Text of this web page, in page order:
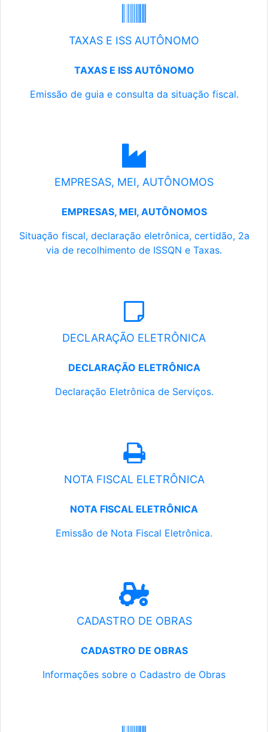
TAXAS E ISS AUTÔNOMO
TAXAS E ISS AUTÔNOMO
Emissão de guia e consulta da situação fiscal.
EMPRESAS, MEI, AUTÔNOMOS
EMPRESAS, MEI, AUTÔNOMOS
Situação fiscal, declaração eletrônica, certidão, 2a
via de recolhimento de ISSQN e Taxas.
DECLARAÇÃO ELETRÔNICA
DECLARAÇÃO ELETRÔNICA
Declaração Eletrônica de Serviços.
NOTA FISCAL ELETRÔNICA
NOTA FISCAL ELETRÔNICA
Emissão de Nota Fiscal Eletrônica.
CADASTRO DE OBRAS
CADASTRO DE OBRAS
Informações sobre o Cadastro de Obras